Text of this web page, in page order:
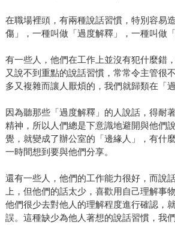
在職場裡頭，有兩種說話習慣，特別容易
傷」，一種叫做「過度解釋」，一種叫做
有一些人，他們在工作上並沒有犯什麼錯
又說不到重點的說話習慣，常常令主管很
多又複雜而讓人厭煩的，我們就歸類在「過
因為聽那些「過度解釋」的人說話，得耐
精神，所以人們總是下意識地避開與他們
覺，就變成了辦公室的「邊緣人」，有什
一時間想到要與他們分享。
還有一些人，他們的工作能力很好，而說
上，但他們的話太少，喜歡用自己理解事
他們很少去對他人的理解程度進行確認，
誤。這種缺少為他人著想的說話習慣，我